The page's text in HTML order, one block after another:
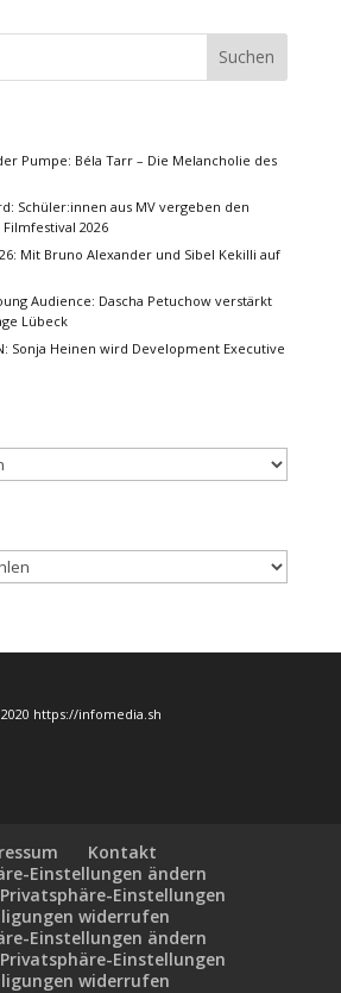
Pumpe: Béla Tarr – Die Melancholie des
Schüler:innen aus MV vergeben den
2026
Mit Bruno Alexander und Sibel Kekilli auf
Audience: Dascha Petuchow verstärkt
Lübeck
Sonja Heinen wird Development Executive
https://infomedia.sh
Kontakt
Einstellungen ändern
Einstellungen
widerrufen
Einstellungen ändern
Einstellungen
widerrufen